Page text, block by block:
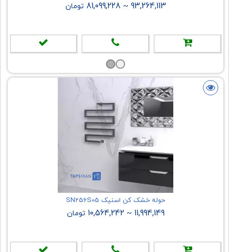
93,264,113
~
81,099,228 تومان
حوله خشک کن اسنیک SN256S05
11,994,149
~
10,564,242 تومان